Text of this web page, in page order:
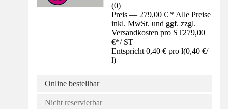
(0)
Preis — 279,00 € * Alle Preise
inkl. MwSt. und ggf. zzgl.
Versandkosten pro ST279,00
€*/ ST
Entspricht 0,40 € pro l(0,40 €/
l)
Online bestellbar
Nicht reservierbar